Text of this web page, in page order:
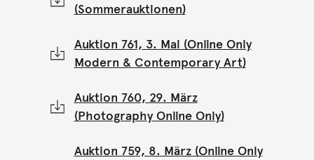
(Sommerauktionen)
Auktion 761, 3. Mai (Online Only
Modern & Contemporary Art)
Auktion 760, 29. März
(Photography Online Only)
Auktion 759, 8. März (Online Only